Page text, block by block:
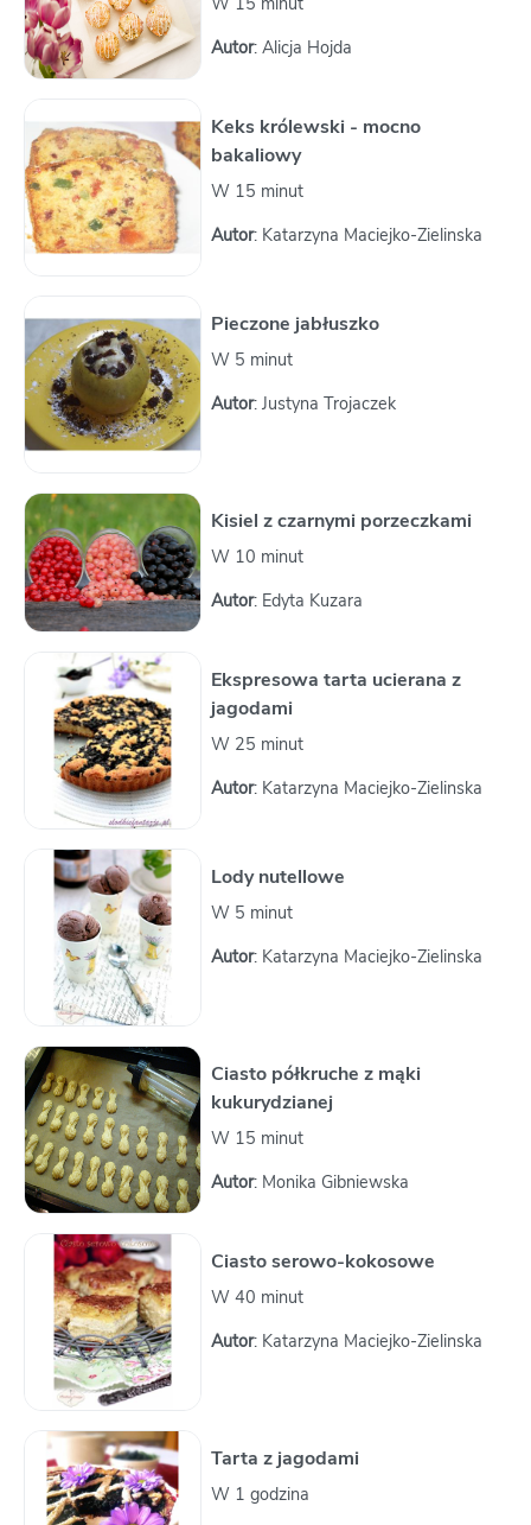
Autor: Alicja Hojda
Keks królewski - mocno
bakaliowy
W 15 minut
Autor: Katarzyna Maciejko-Zielinska
Pieczone jabłuszko
W 5 minut
Autor: Justyna Trojaczek
Kisiel z czarnymi porzeczkami
W 10 minut
Autor: Edyta Kuzara
Ekspresowa tarta ucierana z
jagodami
W 25 minut
Autor: Katarzyna Maciejko-Zielinska
Lody nutellowe
W 5 minut
Autor: Katarzyna Maciejko-Zielinska
Ciasto półkruche z mąki
kukurydzianej
W 15 minut
Autor: Monika Gibniewska
Ciasto serowo-kokosowe
W 40 minut
Autor: Katarzyna Maciejko-Zielinska
Tarta z jagodami
W 1 godzina